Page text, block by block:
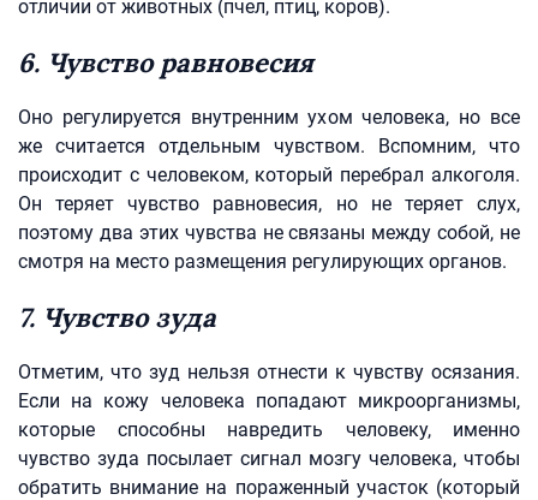
отличии от животных (пчел, птиц, коров).
6. Чувство равновесия
Оно регулируется внутренним ухом человека, но все
же считается отдельным чувством. Вспомним, что
происходит с человеком, который перебрал алкоголя.
Он теряет чувство равновесия, но не теряет слух,
поэтому два этих чувства не связаны между собой, не
смотря на место размещения регулирующих органов.
7. Чувство зуда
Отметим, что зуд нельзя отнести к чувству осязания.
Если на кожу человека попадают микроорганизмы,
которые способны навредить человеку, именно
чувство зуда посылает сигнал мозгу человека, чтобы
обратить внимание на пораженный участок (который